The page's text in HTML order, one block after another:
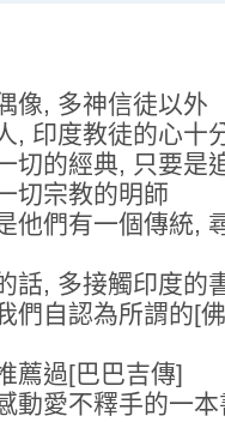
像, 多神信徒以外
, 印度教徒的心十
切的經典, 只要是
切宗教的明師
他們有一個傳統,
話, 多接觸印度的
們自認為所謂的[
薦過[巴巴吉傳]
動愛不釋手的一本